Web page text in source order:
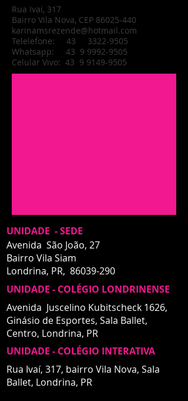
Rua Ivaí, 317
Bairro Vila Nova, CEP 86025-440
karinamsrezende@hotmail.com
Telelefone: 43 3322-9505
Whatsapp: 43 9 9992-9505
Celular Vivo: 43 9 9149-9505
Avenida São João, 27
Bairro Vila Siam
Londrina, PR, 86039-290
UNIDADE - SEDE
UNIDADE - INTERATIVA
UNIDADE - COLÉGIO LONDRINENSE
Avenida Juscelino Kubitscheck 1626,
Ginásio de Esportes, Sala Ballet,
Centro, Londrina, PR
UNIDADE - COLÉGIO INTERATIVA
Rua Ivaí, 317, bairro Vila Nova, Sala
Ballet, Londrina, PR